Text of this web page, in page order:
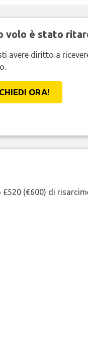
volo è stato
avere diritto a
ORA!
(€600) di